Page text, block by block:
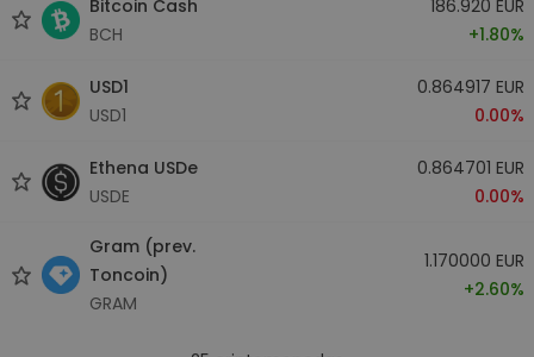
Bitcoin Cash
BCH
186.920 EUR
+1.80%
USD1
USD1
0.864917 EUR
0.00%
Ethena USDe
USDE
0.864701 EUR
0.00%
Gram (prev.
Toncoin)
GRAM
1.170000 EUR
+2.60%